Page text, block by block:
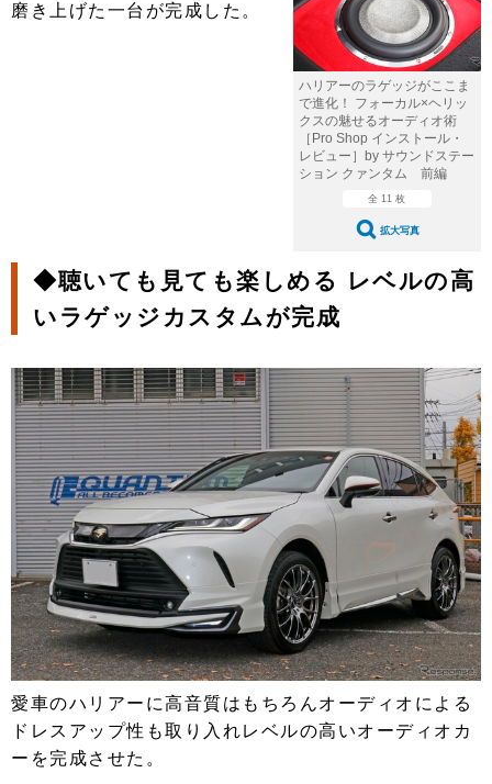
鈑金・塗装
ヘッドライト磨き コーティング
小キズ直し 防錆
特集記事
カーメーカー「旧車」関連プロジェ
クト
プロショップ検索
コラム
インタビュー
イベントレポート
ハリアーのラゲッジがここま
で進化！ フォーカル×ヘリッ
クスの魅せるオーディオ術
［Pro Shop インストール・
レビュー］by サウンドステー
ション クァンタム 前編
全 11 枚
拡大写真
磨き上げた一台が完成した。
◆聴いても見ても楽しめる レベルの高
いラゲッジカスタムが完成
愛車のハリアーに高音質はもちろんオーディオによる
ドレスアップ性も取り入れレベルの高いオーディオカ
ーを完成させた。